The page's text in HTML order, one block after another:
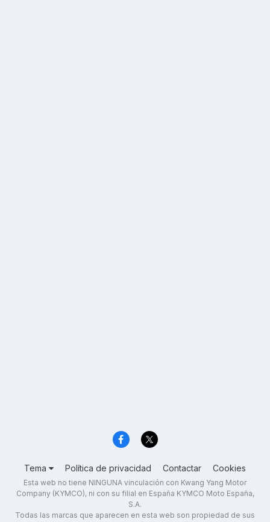
Tema Política de privacidad Contactar Cookies
Esta web no tiene NINGUNA vinculación con Kwang Yang Motor
Company (KYMCO), ni con su filial en España KYMCO Moto España,
S.A.
Todas las marcas que aparecen en esta web son propiedad de sus